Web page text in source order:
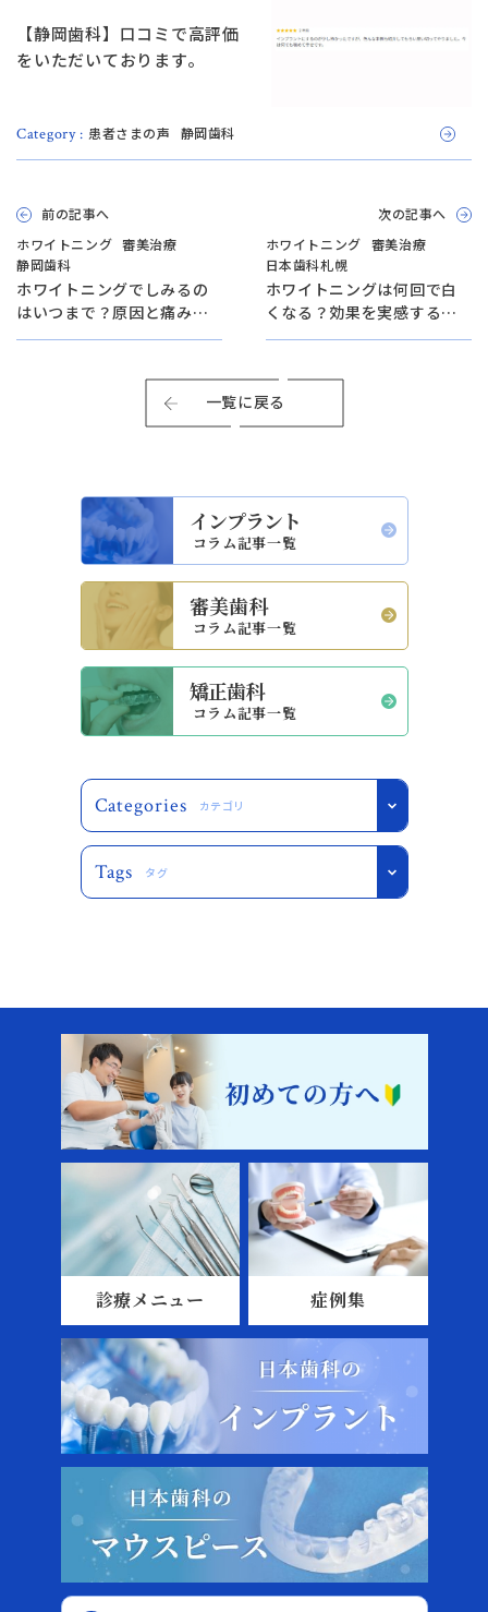
【静岡歯科】口コミで高評価
をいただいております。
Category : 患者さまの声 静岡歯科
前の記事へ
ホワイトニング 審美治療
静岡歯科
ホワイトニングでしみるの
はいつまで？原因と痛みを
軽減するケア方法【日本歯
一覧に戻る
次の記事へ
ホワイトニング 審美治療
日本歯科札幌
ホワイトニングは何回で白
くなる？効果を実感する回
数と期間【日本歯科札幌院
インプラント
コラム記事一覧
審美歯科
コラム記事一覧
矯正歯科
コラム記事一覧
Categories カテゴリ
Tags タグ
診療メニュー 症例集